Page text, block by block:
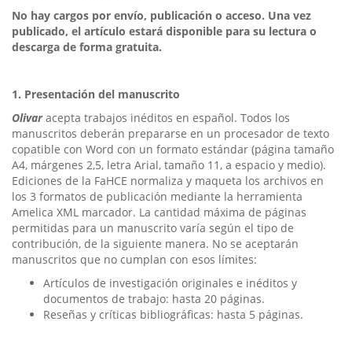
No hay cargos por envío, publicación o acceso. Una vez
publicado, el artículo estará disponible para su lectura o
descarga de forma gratuita.
1. Presentación del manuscrito
Olivaracepta trabajos inéditos en español. Todos los
manuscritos deberán prepararse en un procesador de texto
copatible con Word con un formato estándar (página tamaño
A4, márgenes 2,5, letra Arial, tamaño 11, a espacio y medio).
Ediciones de la FaHCE normaliza y maqueta los archivos en
los 3 formatos de publicación mediante la herramienta
Amelica XML marcador. La cantidad máxima de páginas
permitidas para un manuscrito varía según el tipo de
contribución, de la siguiente manera. No se aceptarán
manuscritos que no cumplan con esos límites:
Artículos de investigación originales e inéditos y
documentos de trabajo: hasta 20 páginas.
Reseñas y críticas bibliográficas: hasta 5 páginas.